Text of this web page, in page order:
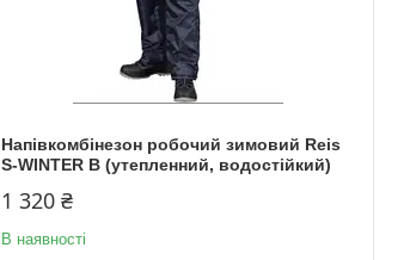
Напівкомбінезон робочий зимовий Reis
S-WINTER B (утепленний, водостійкий)
1 320 ₴
В наявності